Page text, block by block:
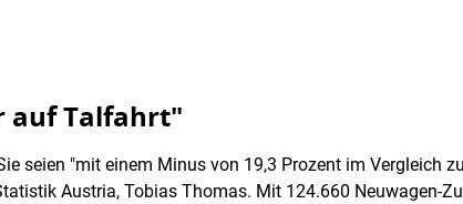
auf Talfahrt"
seien "mit einem Minus von 19,3 Prozent im Vergleich
Austria, Tobias Thomas. Mit 124.660 Neuwagen-